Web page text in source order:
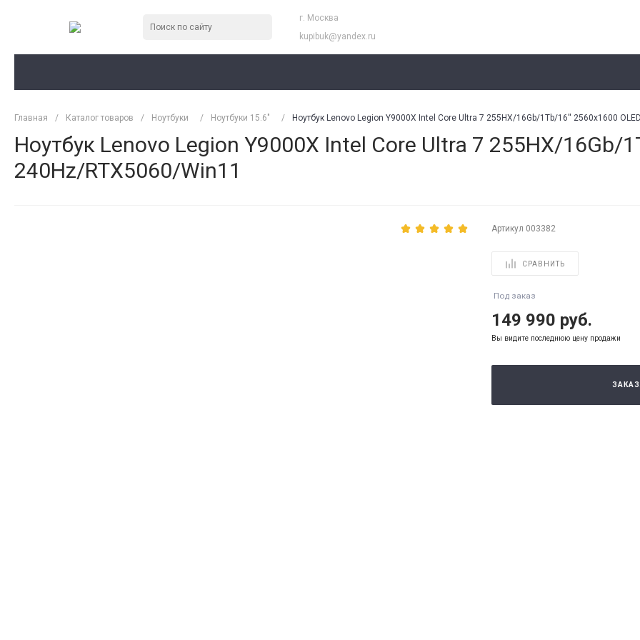
г. Москва
kupibuk@yandex.ru
Главная / Каталог товаров / Ноутбуки / Ноутбуки 15.6" / Ноутбук Lenovo Legion Y9000X Intel Core Ultra 7 255HX/16Gb/1Tb/16'' 2560x1600
Ноутбук Lenovo Legion Y9000X Intel Core Ultra 7 255HX/16Gb/
240Hz/RTX5060/Win11
Артикул 003382
СРАВНИТЬ
Под заказ
149 990 руб.
Вы видите последнюю цену продажи